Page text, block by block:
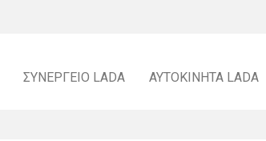
ΣΥΝΕΡΓΕΊΟ LADA ΑΥΤΟΚΊΝΗΤΑ LADA